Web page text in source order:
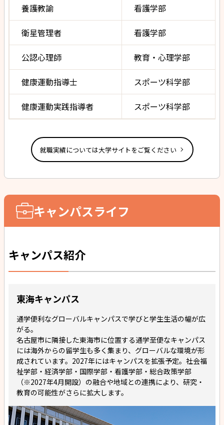
養護教諭 看護学部
衛星管理者 看護学部
公認心理師 教育・心理学部
健康運動指導士 スポーツ科学部
健康運動実践指導者 スポーツ科学部
就職実績については大学サイトをご覧ください
キャンパスライフ
キャンパス紹介
東海キャンパス
通学便利なグローバルキャンパスで学びと学生生活の幅が広
がる。
名古屋市に隣接した東海市に位置する通学至便なキャンパス
には海外からの留学生も多く集まり、グローバルな環境が形
成されています。2027年にはキャンパスを拡張予定。社会福
祉学部・経済学部・国際学部・看護学部・総合政策学部
（※2027年4月開設）の融合や地域との連携により、研究・
教育の可能性がさらに拡大します。